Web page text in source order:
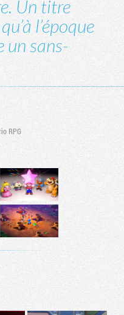
Un titre
l’époque
un sans-
RPG